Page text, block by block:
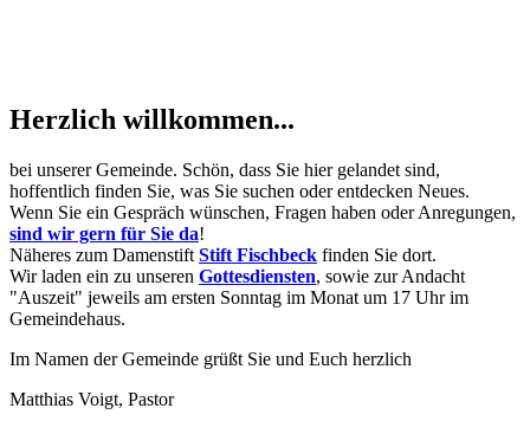
Herzlich willkommen...
bei unserer Gemeinde. Schön, dass Sie hier gelandet sind,
hoffentlich finden Sie, was Sie suchen oder entdecken Neues.
Wenn Sie ein Gespräch wünschen, Fragen haben oder Anregungen,
sind wir gern für Sie da!
Näheres zum Damenstift Stift Fischbeck finden Sie dort.
Wir laden ein zu unseren Gottesdiensten, sowie zur Andacht
"Auszeit" jeweils am ersten Sonntag im Monat um 17 Uhr im
Gemeindehaus.
Im Namen der Gemeinde grüßt Sie und Euch herzlich
Matthias Voigt, Pastor